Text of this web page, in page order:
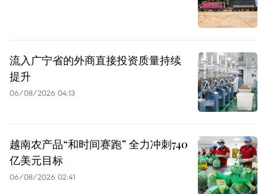
流入广宁省的外商直接投资质量持续
提升
06/08/2026 04:13
越南农产品“和时间赛跑” 全力冲刺740
亿美元目标
06/08/2026 02:41